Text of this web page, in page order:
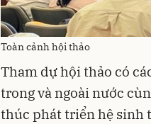
Toàn cảnh hội thảo
Tham dự hội thảo có
trong và ngoài nước
thúc phát triển hệ sinh